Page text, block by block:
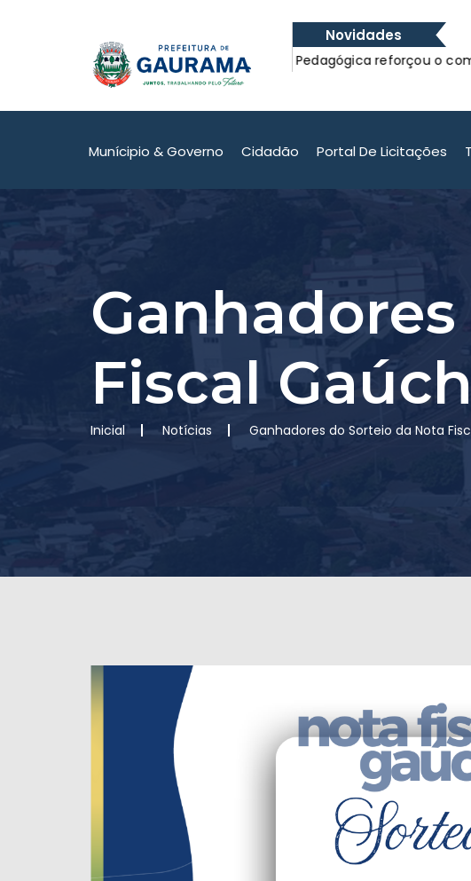
Novidades
escolar com
Formação Pedagógica reforçou o
com a Educação.
Munícipio & Governo Cidadão Portal De Licitações
Fiscal
Inicial Notícias Ganhadores do Sorteio da Nota